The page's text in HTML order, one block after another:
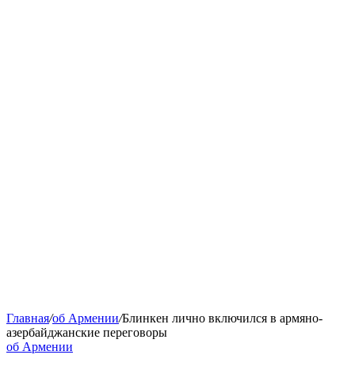
Главная/об Армении/Блинкен лично включился в армяно-
азербайджанские переговоры
об Армении